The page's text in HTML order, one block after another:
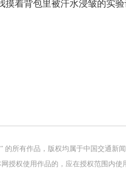
摸着背包里被汗水浸皱的实
的所有作品，版权均属于中国交通新
授权使用作品的，应在授权范围内使